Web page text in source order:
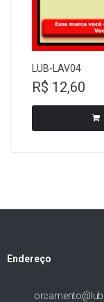
LUB-LAV04
R$ 12,60
Endereço